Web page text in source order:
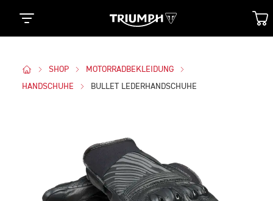
SHOP
MOTORRADBEKLEIDUNG
HANDSCHUHE
BULLET LEDERHANDSCHUHE